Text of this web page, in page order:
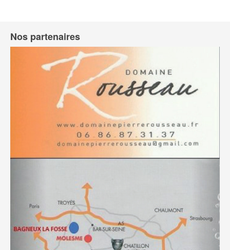
Nos partenaires